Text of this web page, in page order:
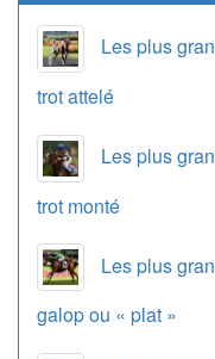
Les plus
trot attelé
Les plus
trot monté
Les plus
galop ou « plat »